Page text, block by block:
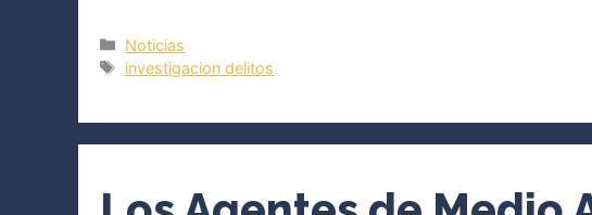
Categorías
Noticias
Etiquetas
investigacion delitos